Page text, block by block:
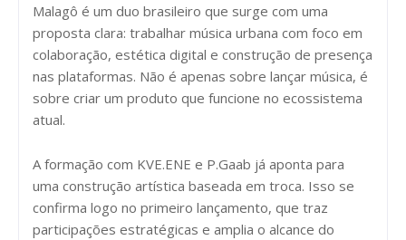
Malagô é um duo brasileiro que surge com uma
proposta clara: trabalhar música urbana com foco em
colaboração, estética digital e construção de presença
nas plataformas. Não é apenas sobre lançar música, é
sobre criar um produto que funcione no ecossistema
atual.
A formação com KVE.ENE e P.Gaab já aponta para
uma construção artística baseada em troca. Isso se
confirma logo no primeiro lançamento, que traz
participações estratégicas e amplia o alcance do